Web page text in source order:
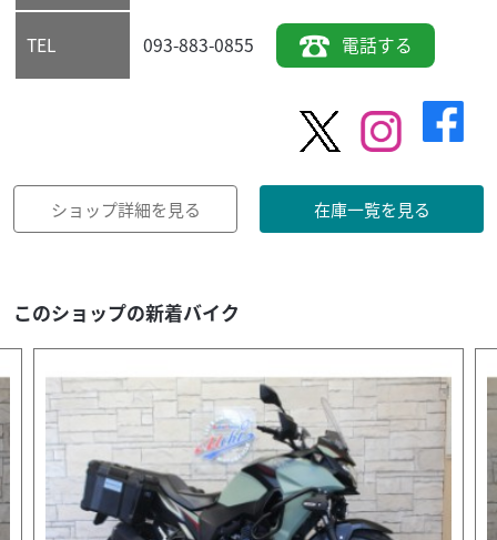
TEL 093-883-0855 電話する
ショップ詳細を見る 在庫一覧を見る
このショップの新着バイク